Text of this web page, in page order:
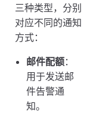
三种类型，分别
对应不同的通知
方式：
邮件配额：
用于发送邮
件告警通
知。